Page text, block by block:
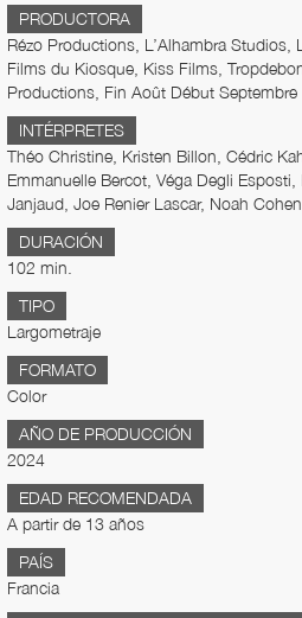
PRODUCTORA
Rézo Productions, L’Alhambra Studios,
Films du Kiosque, Kiss Films,
Productions, Fin Août Début Septembre
INTÉRPRETES
Théo Christine, Kristen Billon, Cédric
Emmanuelle Bercot, Véga Degli Esposti,
Janjaud, Joe Renier Lascar, Noah Cohen
DURACIÓN
102 min.
TIPO
Largometraje
FORMATO
Color
AÑO DE PRODUCCIÓN
2024
EDAD RECOMENDADA
A partir de 13 años
PAÍS
Francia